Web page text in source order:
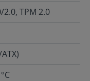
2.0, TPM 2.0